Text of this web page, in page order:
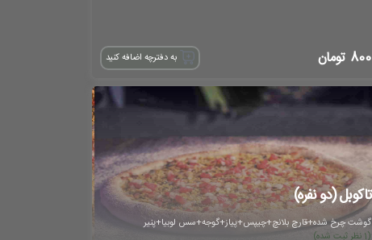
800 تومان به دفترچه اضافه کنید
تاکوبل (دو نفره)
گوشت چرخ شده+قارچ بلانچ+چیپس+پیاز+گوجه+سس لوبیا+پنیر
(1 نظر ثبت شده)